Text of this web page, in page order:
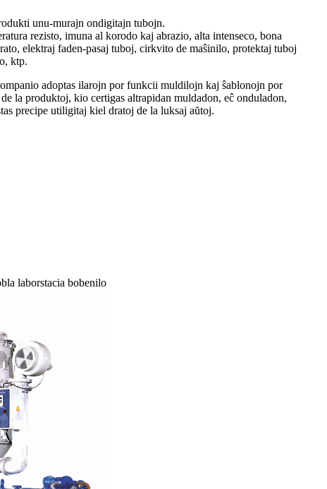
unu-murajn ondigitajn tubojn.
rezisto, imuna al korodo kaj abrazio, alta intenseco, bona
elektraj faden-pasaj tuboj, cirkvito de maŝinilo, protektaj tuboj
ktp.
adoptas ilarojn por funkcii muldilojn kaj ŝablonojn por
la produktoj, kio certigas altrapidan muldadon, eĉ onduladon,
precipe utiligitaj kiel dratoj de la luksaj aŭtoj.
laborstacia bobenilo